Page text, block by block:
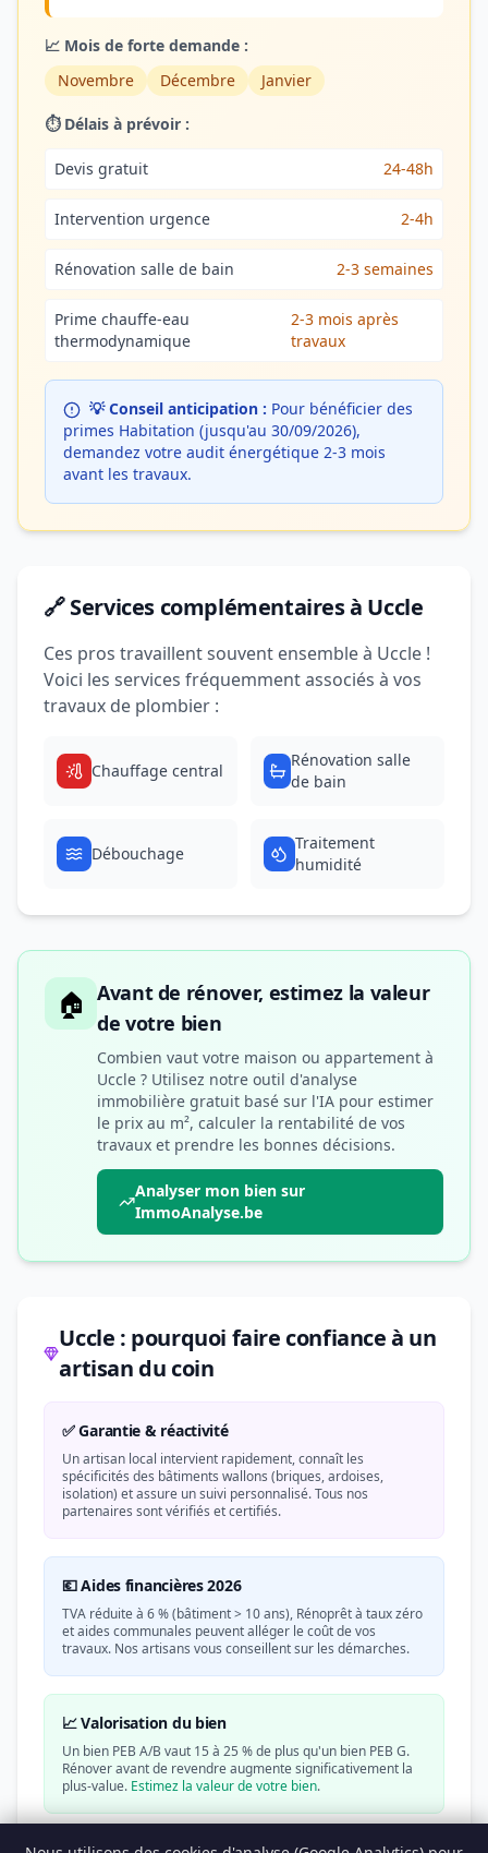
📈 Mois de forte demande :
Novembre
Décembre Janvier
⏱️ Délais à prévoir :
Devis gratuit 24-48h
Intervention urgence 2-4h
Rénovation salle de bain 2-3 semaines
Prime chauffe-eau
thermodynamique
2-3 mois après
travaux
💡 Conseil anticipation : Pour bénéficier des
primes Habitation (jusqu'au 30/09/2026),
demandez votre audit énergétique 2-3 mois
avant les travaux.
🔗 Services complémentaires à Uccle
Ces pros travaillent souvent ensemble à Uccle !
Voici les services fréquemment associés à vos
travaux de plombier :
Chauffage central
Rénovation salle
de bain
Débouchage
Traitement
humidité
🏠 Avant de rénover, estimez la valeur
de votre bien
Combien vaut votre maison ou appartement à
Uccle ? Utilisez notre outil d'analyse
immobilière gratuit basé sur l'IA pour estimer
le prix au m², calculer la rentabilité de vos
travaux et prendre les bonnes décisions.
Analyser mon bien sur
ImmoAnalyse.be
Uccle : pourquoi faire confiance à un
artisan du coin
✅ Garantie & réactivité
Un artisan local intervient rapidement, connaît les
spécificités des bâtiments wallons (briques, ardoises,
isolation) et assure un suivi personnalisé. Tous nos
partenaires sont vérifiés et certifiés.
💶 Aides financières 2026
TVA réduite à 6 % (bâtiment > 10 ans), Rénoprêt à taux zéro
et aides communales peuvent alléger le coût de vos
travaux. Nos artisans vous conseillent sur les démarches.
📈 Valorisation du bien
Un bien PEB A/B vaut 15 à 25 % de plus qu'un bien PEB G.
Rénover avant de revendre augmente significativement la
plus-value. Estimez la valeur de votre bien.